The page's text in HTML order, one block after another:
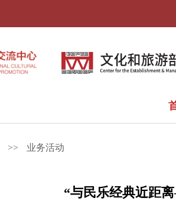
>> 业务活动
“与民乐经典近距